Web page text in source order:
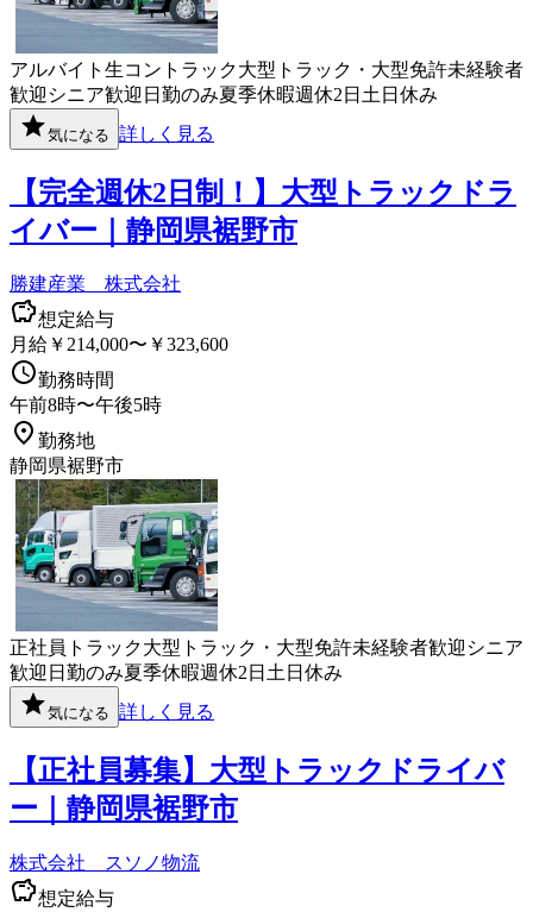
アルバイト 生コン トラック大型トラック・大型免許未経験者
歓迎 シニア歓迎 日勤のみ夏季休暇週休2日 土日休み
気になる 詳しく見る
【完全週休2日制！】大型トラックドラ
イバー｜静岡県裾野市
勝建産業 株式会社
想定給与
月給￥214,000〜￥323,600
勤務時間
午前8時〜午後5時
勤務地
静岡県裾野市
正社員 トラック大型トラック・大型免許未経験者歓迎 シニア
歓迎 日勤のみ夏季休暇週休2日 土日休み
気になる 詳しく見る
【正社員募集】大型トラックドライバ
ー｜静岡県裾野市
株式会社 スソノ物流
想定給与